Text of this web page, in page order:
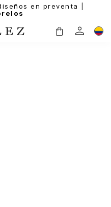
en preventa |